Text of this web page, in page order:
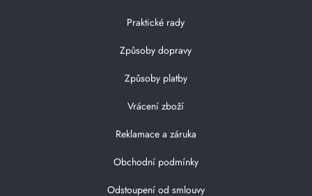
Praktické rady
Způsoby dopravy
Způsoby platby
Vrácení zboží
Reklamace a záruka
Obchodní podmínky
Odstoupení od smlouvy